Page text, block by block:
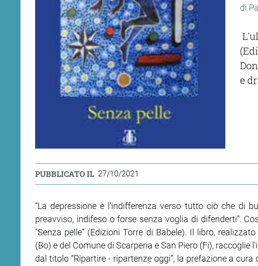
di
e
PUBBLICATO IL 27/10/2021
“La depressione è l'indifferenza verso tutto ciò che di
preavviso, indifeso o forse senza voglia di difenderti”.
"Senza pelle” (Edizioni Torre di Babele). Il libro,
(Bo) e del Comune di Scarperia e San Piero (Fi),
dal titolo “Ripartire - ripartenze oggi”, la prefazione a